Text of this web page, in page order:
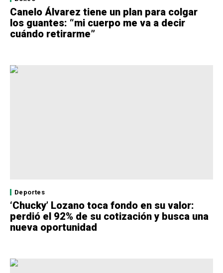
Canelo Álvarez tiene un plan para colgar
los guantes: “mi cuerpo me va a decir
cuándo retirarme”
Deportes
‘Chucky’ Lozano toca fondo en su valor:
perdió el 92% de su cotización y busca una
nueva oportunidad